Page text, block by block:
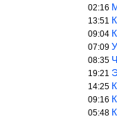
02:16
13:51
09:04
07:09
08:35
19:21
14:25
09:16
05:48